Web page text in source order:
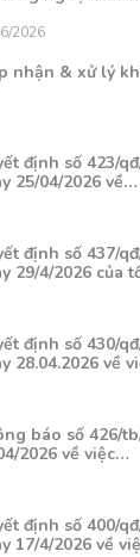
2026
nhận & xử lý
định số 423/
25/04/2026 về…
định số 437/
29/4/2026 của
định số 430/
28.04.2026 về
báo số 426/
2026 về việc…
định số 400/
17/4/2026 về